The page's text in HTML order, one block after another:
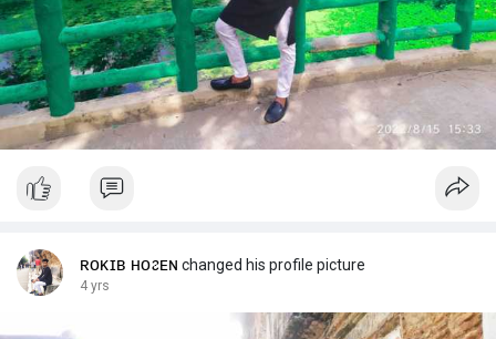
ʀᴏᴋɪʙ ʜᴏᴤᴇɴ changed his profile picture
4 yrs